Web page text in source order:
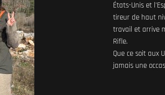
États-Unis et
tireur de haut
travail et arrive
Rifle.
Que ce soit aux
jamais une